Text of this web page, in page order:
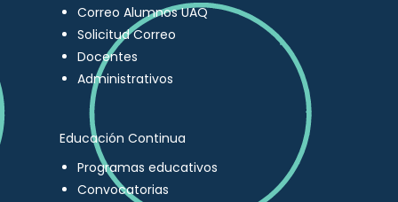
Correo Alumnos UAQ
Solicitud Correo
Docentes
Administrativos
Educación Continua
Programas educativos
Convocatorias